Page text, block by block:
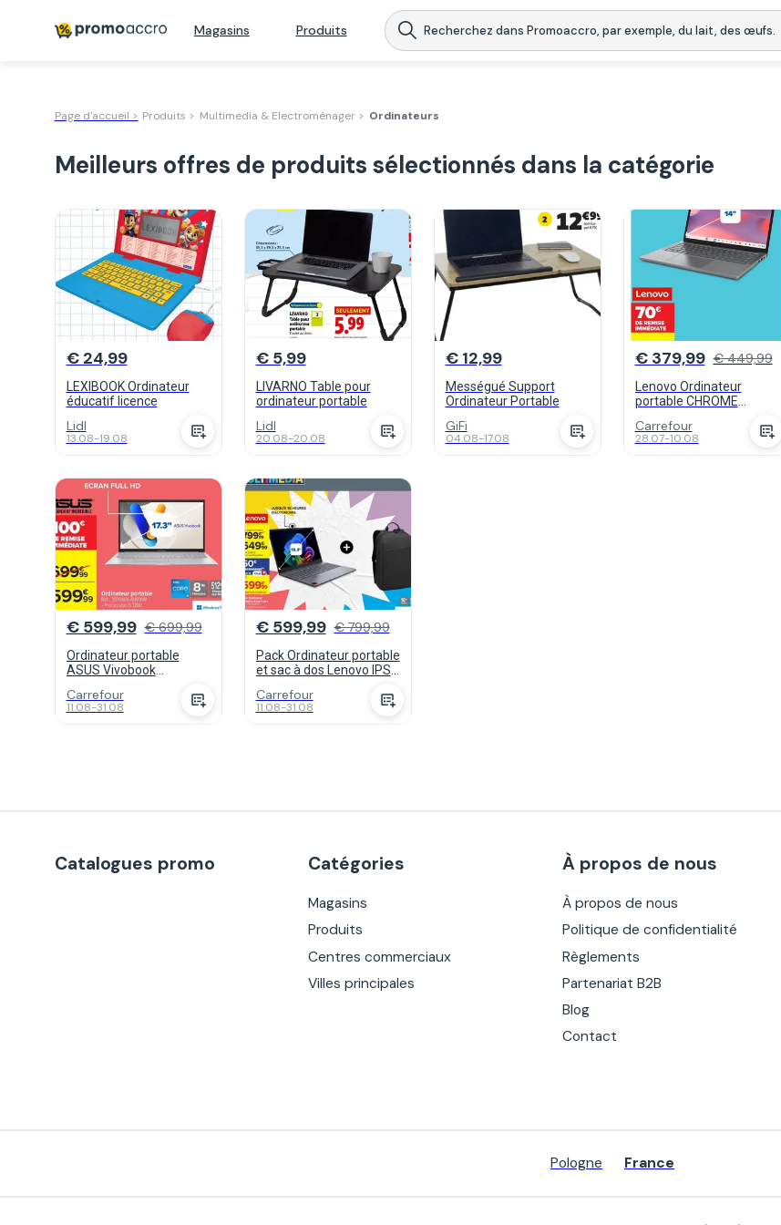
Magasins Produits
Page d'accueil > Produits > Multimedia & Electroménager > Ordinateurs
Meilleurs offres de produits sélectionnés dans la catégorie
€ 24,99
LEXIBOOK Ordinateur
éducatif licence
Lidl
13.08-19.08
€ 5,99
LIVARNO Table pour
ordinateur portable
Lidl
20.08-20.08
€ 12,99
Mességué Support
Ordinateur Portable
GiFi
04.08-17.08
€ 379,99 € 449,99
Lenovo Ordinateur
portable CHROME
Carrefour
28.07-10.08
€ 599,99 € 699,99
Ordinateur portable
ASUS Vivobook
Carrefour
11.08-31.08
€ 599,99 € 799,99
Pack Ordinateur portable
et sac à dos Lenovo IPS3
Carrefour
11.08-31.08
Catalogues promo Catégories
Magasins
Produits
Centres commerciaux
Villes principales
À propos de nous
À propos de nous
Politique de confidentialité
Règlements
Partenariat B2B
Blog
Contact
Pologne France